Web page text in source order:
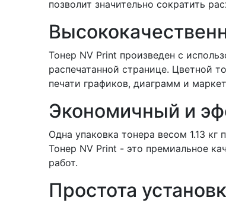
позволит значительно сократить
Тонер NV Print произведен с
распечатанной странице. Цветной
печати графиков, диаграмм и
Экономичный и
Одна упаковка тонера весом 1.13
Тонер NV Print - это премиальное
работ.
Простота